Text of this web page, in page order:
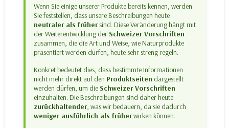
Wenn Sie einige unserer Produkte bereits kennen, werden
Sie feststellen, dass unsere Beschreibungen heute
neutraler als frühersind. Diese Veränderung hängt mit
der Weiterentwicklung derSchweizer Vorschriften
zusammen, die die Art und Weise, wie Naturprodukte
präsentiert werden dürfen, heute sehr streng regeln.
Konkret bedeutet dies, dass bestimmte Informationen
nicht mehr direkt auf den Produktseiten dargestellt
werden dürfen, um dieSchweizer Vorschriften
einzuhalten. Die Beschreibungen sind daher heute
zurückhaltender, was wir bedauern, da sie dadurch
weniger ausführlich als früherwirken können.